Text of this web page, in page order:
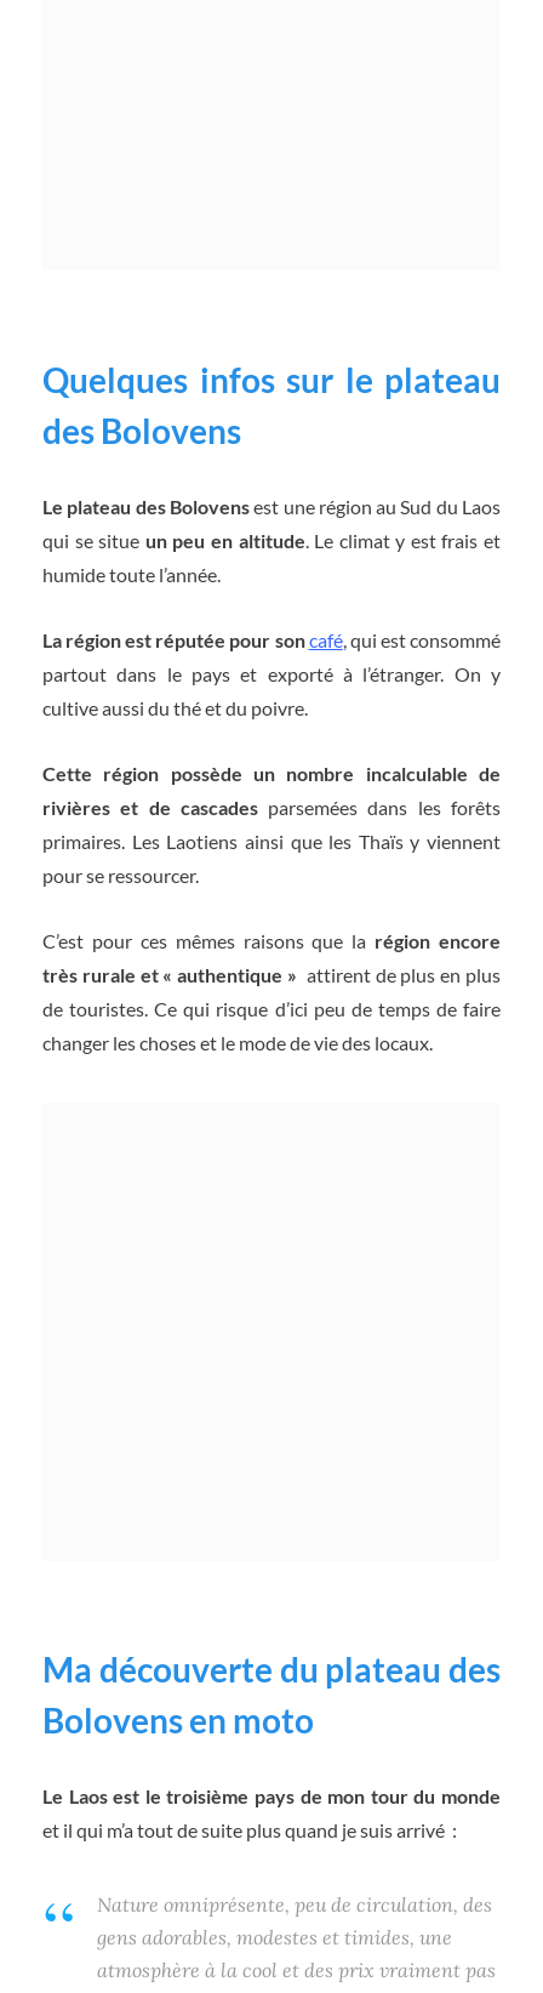
Quelques infos sur le plateau
des Bolovens
Le plateau des Bolovensest une région au Sud du Laos
qui se situe un peu en altitude. Le climat y est frais et
humide toute l’année.
La région est réputée pour soncafé, qui est consommé
partout dans le pays et exporté à l’étranger. On y
cultive aussi du thé et du poivre.
Cette région possède un nombre incalculable de
rivières et de cascadesparsemées dans les forêts
primaires. Les Laotiens ainsi que les Thaïs y viennent
pour se ressourcer.
C’est pour ces mêmes raisons que la région encore
très rurale et « authentique » attirent de plus en plus
de touristes. Ce qui risque d’ici peu de temps de faire
changer les choses et le mode de vie des locaux.
Ma découverte du plateau des
Bolovens en moto
Le Laos est le troisième pays de mon tour du monde
et il qui m’a tout de suite plus quand je suis arrivé :
Nature omniprésente, peu de circulation, des
gens adorables, modestes et timides, une
atmosphère à la cool et des prix vraiment pas